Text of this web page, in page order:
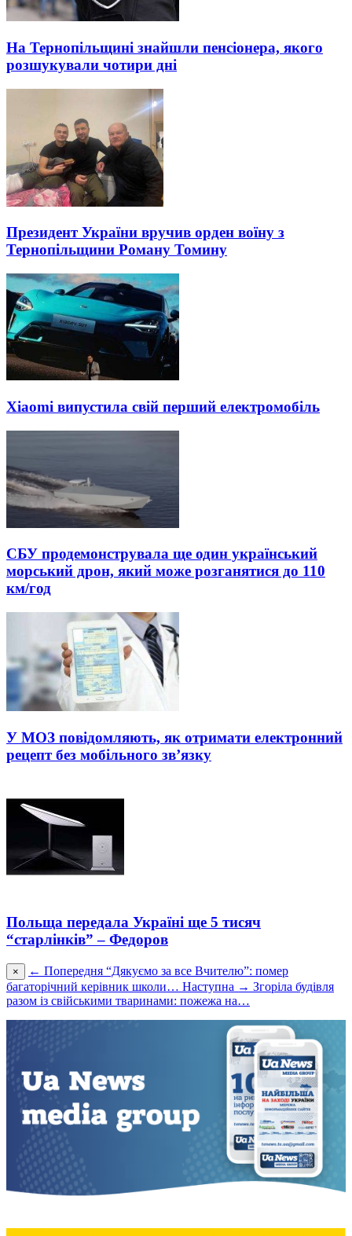
На Тернопільщині знайшли пенсіонера, якого
розшукували чотири дні
Президент України вручив орден воїну з
Тернопільщини Роману Томину
Xiaomi випустила свій перший електромобіль
СБУ продемонструвала ще один український
морський дрон, який може розганятися до 110
км/год
У МОЗ повідомляють, як отримати електронний
рецепт без мобільного зв’язку
Польща передала Україні ще 5 тисяч
“старлінків” – Федоров
× ← Попередня “Дякуємо за все Вчителю”: помер
багаторічний керівник школи… Наступна → Згоріла будівля
разом із свійськими тваринами: пожежа на…